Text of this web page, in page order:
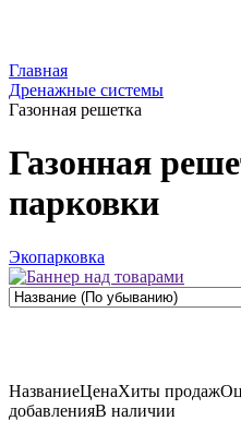
Главная
Дренажные системы
Газонная решетка
Газонная
парковки
Экопарковка
НазваниеЦенаХиты продаж
добавленияВ наличии